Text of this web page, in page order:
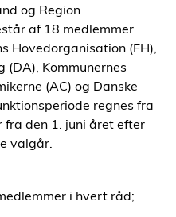
og Region
af 18 medlemmer
Hovedorganisation (FH),
Kommunernes
(AC) og Danske
regnes fra
fra den 1. juni året efter
valgår.
i hvert råd;